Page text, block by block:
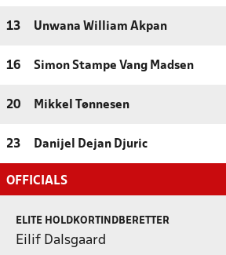
13 Unwana William Akpan
16 Simon Stampe Vang Madsen
20 Mikkel Tønnesen
23 Danijel Dejan Djuric
OFFICIALS
ELITE HOLDKORTINDBERETTER
Eilif Dalsgaard